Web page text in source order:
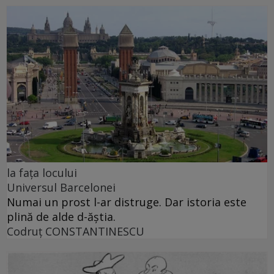
la fața locului
Universul Barcelonei
Numai un prost l-ar distruge. Dar istoria este
plină de alde d-ăștia.
Codruţ CONSTANTINESCU